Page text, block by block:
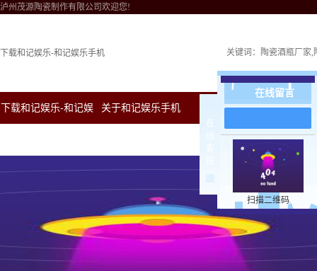
泸州茂源陶瓷制作有限公司欢迎您!
下载和记娱乐-和记娱乐手机 关键词： 陶瓷酒瓶厂家
下载和记娱乐-和记娱 关于和记娱乐手机 新闻中心 下载和
在
在线留言
扫描二维码